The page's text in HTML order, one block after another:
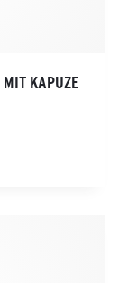
KAPUZE